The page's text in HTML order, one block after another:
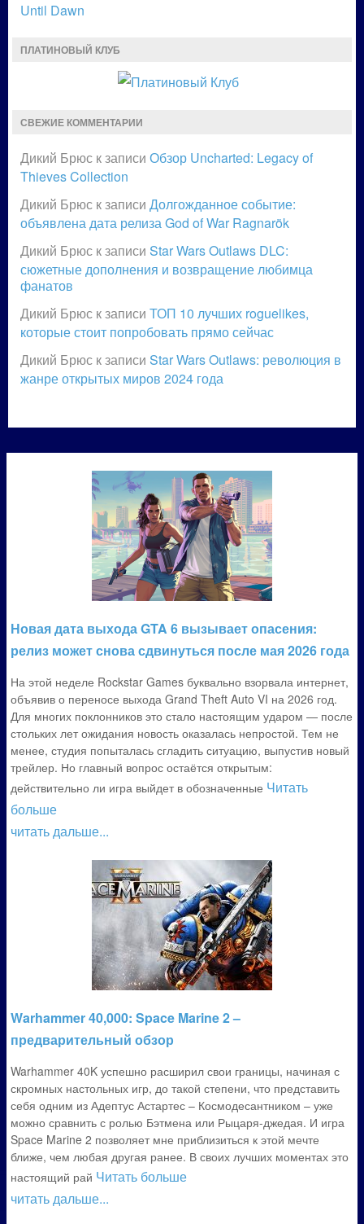
Until Dawn
ПЛАТИНОВЫЙ КЛУБ
СВЕЖИЕ КОММЕНТАРИИ
Дикий Брюс к записи Обзор Uncharted: Legacy of
Thieves Collection
Дикий Брюс к записи Долгожданное событие:
объявлена дата релиза God of War Ragnarök
Дикий Брюс к записи Star Wars Outlaws DLC:
сюжетные дополнения и возвращение любимца
фанатов
Дикий Брюс к записи ТОП 10 лучших roguelikes,
которые стоит попробовать прямо сейчас
Дикий Брюс к записи Star Wars Outlaws: революция в
жанре открытых миров 2024 года
Новая дата выхода GTA 6 вызывает опасения:
релиз может снова сдвинуться после мая 2026 года
На этой неделе Rockstar Games буквально взорвала интернет,
объявив о переносе выхода Grand Theft Auto VI на 2026 год.
Для многих поклонников это стало настоящим ударом — после
стольких лет ожидания новость оказалась непростой. Тем не
менее, студия попыталась сгладить ситуацию, выпустив новый
трейлер. Но главный вопрос остаётся открытым:
действительно ли игра выйдет в обозначенные Читать
больше
читать дальше...
Warhammer 40,000: Space Marine 2 –
предварительный обзор
Warhammer 40K успешно расширил свои границы, начиная с
скромных настольных игр, до такой степени, что представить
себя одним из Адептус Астартес – Космодесантником – уже
можно сравнить с ролью Бэтмена или Рыцаря-джедая. И игра
Space Marine 2 позволяет мне приблизиться к этой мечте
ближе, чем любая другая ранее. В своих лучших моментах это
настоящий рай Читать больше
читать дальше...